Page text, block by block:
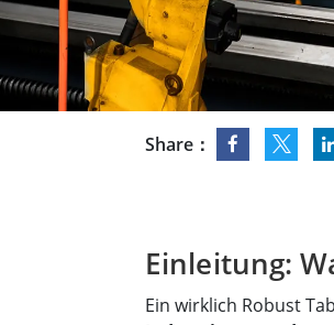
Share：
Einleitung:
Ein wirklich Robust